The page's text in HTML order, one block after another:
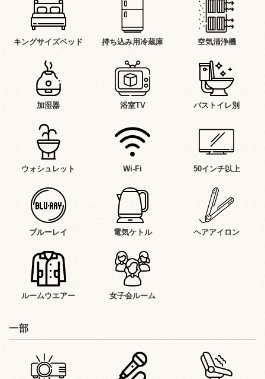
キングサイズベッド 持ち込み用冷蔵庫 空気清浄機
加湿器 浴室TV バストイレ別
ウォシュレット Wi-Fi 50インチ以上
ブルーレイ 電気ケトル ヘアアイロン
ルームウエアー 女子会ルーム
一部